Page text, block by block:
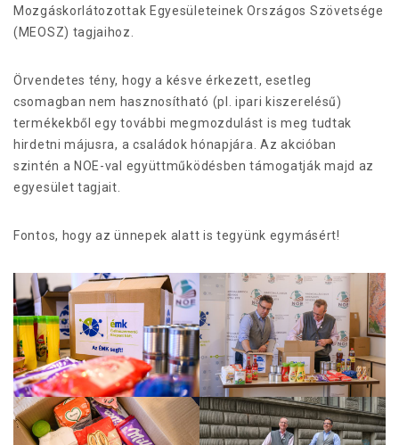
Mozgáskorlátozottak Egyesületeinek Országos Szövetsége
(MEOSZ) tagjaihoz.
Örvendetes tény, hogy a késve érkezett, esetleg
csomagban nem hasznosítható (pl. ipari kiszerelésű)
termékekből egy további megmozdulást is meg tudtak
hirdetni májusra, a családok hónapjára. Az akcióban
szintén a NOE-val együttműködésben támogatják majd az
egyesület tagjait.
Fontos, hogy az ünnepek alatt is tegyünk egymásért!